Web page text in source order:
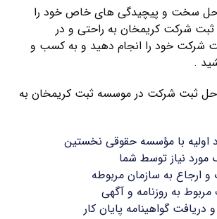
سخت و پیچیدگی های خاص خود را
ثبت شرکت کریمخان به راحتی و در
شرکت خود را انجام دهید و به کسب و
.
۰ تا ۱۰۰ مراحل ثبت شرکت در موسسه ثبت کریمخان به
اولیه با مؤسسه حقوقی نخستین
مورد نیاز توسط شما
و ارجاع به سازمان مربوطه
مربوط به روزنامه و آگهی
گواهینامه پایان کار